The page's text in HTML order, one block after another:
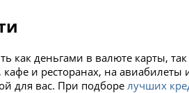
как деньгами в валюте карты,
и ресторанах, на авиабилеты
для вас. При подборе лучших